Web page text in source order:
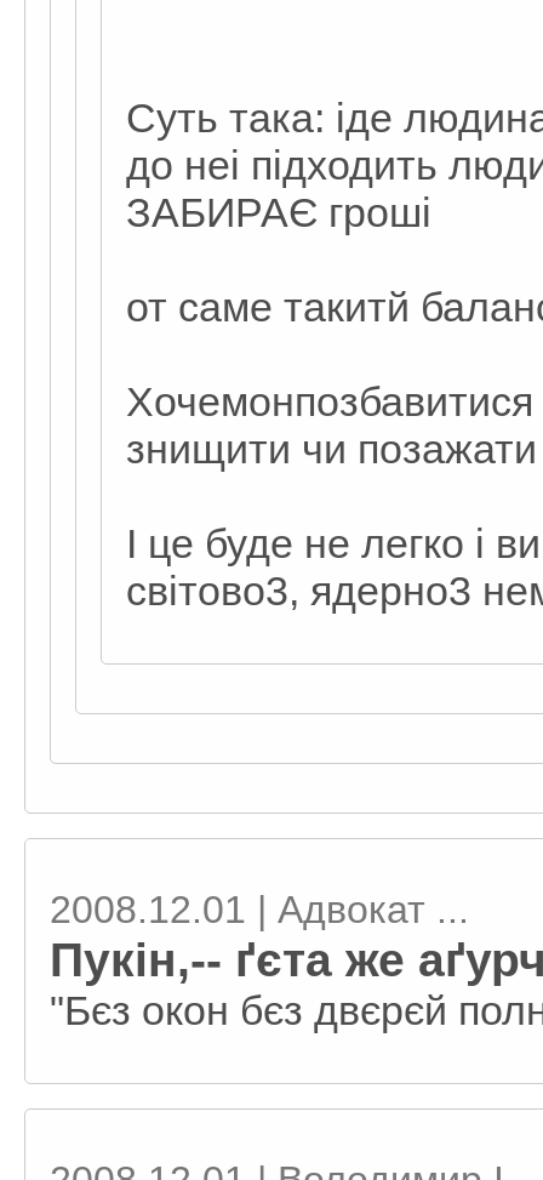
Суть така: іде
до неі підходить
ЗАБИРАЄ гроші
от саме такитй
знищити чи позажати
І це буде не легко і
світово3, ядерно3
2008.12.01 | Адвокат ...
Пукін,-- ґєта же
"Бєз окон бєз двєрєй